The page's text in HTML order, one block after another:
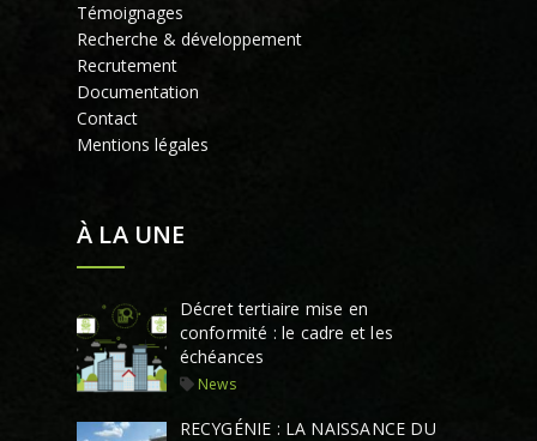
Témoignages
Recherche & développement
Recrutement
Documentation
Contact
Mentions légales
À LA UNE
Décret tertiaire mise en
conformité : le cadre et les
échéances
News
RECYGÉNIE : LA NAISSANCE DU